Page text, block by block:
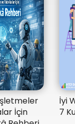
İçin
İyi
7